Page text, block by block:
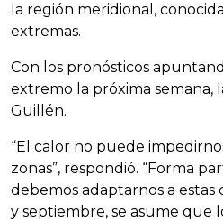
la región meridional,
extremas.
Con los pronósticos
extremo la próxima semana,
Guillén.
“El calor no puede
zonas”, respondió. “Forma
debemos adaptarnos a estas
y septiembre, se asume que